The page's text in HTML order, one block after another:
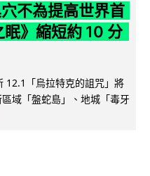
不為提高世界首
》縮短約 10 分
12.1「烏拉特克的詛咒」將
域「盤蛇島」、地城「毒牙